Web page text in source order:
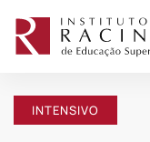
INTENSIVO